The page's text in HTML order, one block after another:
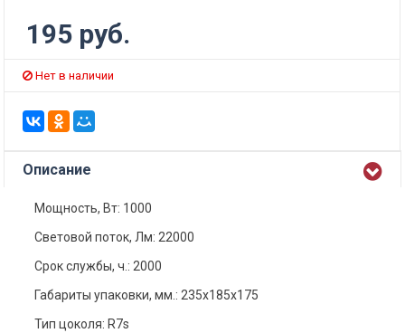
195 руб.
Нет в наличии
Описание
Мощность, Вт: 1000
Световой поток, Лм: 22000
Срок службы, ч.: 2000
Габариты упаковки, мм.: 235х185х175
Тип цоколя: R7s